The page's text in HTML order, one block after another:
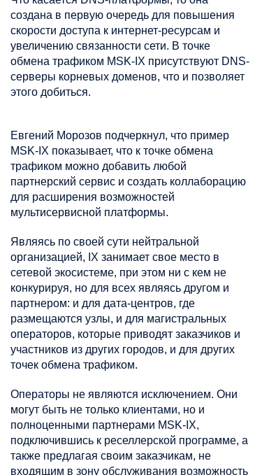
создана в первую очередь для повышения
скорости доступа к интернет-ресурсам и
увеличению связанности сети. В точке
обмена трафиком MSK-IX присутствуют DNS-
серверы корневых доменов, что и позволяет
этого добиться.
Евгений Морозов подчеркнул, что пример
MSK-IX показывает, что к точке обмена
трафиком можно добавить любой
партнерский сервис и создать коллаборацию
для расширения возможностей
мультисервисной платформы.
Являясь по своей сути нейтральной
организацией, IX занимает свое место в
сетевой экосистеме, при этом ни с кем не
конкурируя, но для всех являясь другом и
партнером: и для дата-центров, где
размещаются узлы, и для магистральных
операторов, которые приводят заказчиков и
участников из других городов, и для других
точек обмена трафиком.
Операторы не являются исключением. Они
могут быть не только клиентами, но и
полноценными партнерами MSK-IX,
подключившись к реселлерской программе, а
также предлагая своим заказчикам, не
входящим в зону обслуживания возможность